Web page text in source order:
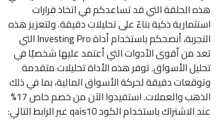
هذه الحلقة التي قد تساعدكم في اتخاذ قرارات
استثمارية ذكية بناءً على تحليلات دقيقة. ولتعزيز هذه
التجربة، أنصحكم باستخدام أداة Investing Pro التي
تعد من أقوى الأدوات التي أعتمد عليها شخصيًا في
تحليل الأسواق. توفر هذه الأداة تحليلات متقدمة
وتوقعات دقيقة لحركة الأسواق المالية، بما في ذلك
الذهب والعملات. استفيدوا الآن من خصم خاص 17%
عند الاشتراك باستخدام الكود qais10 عبر الرابط التالي: